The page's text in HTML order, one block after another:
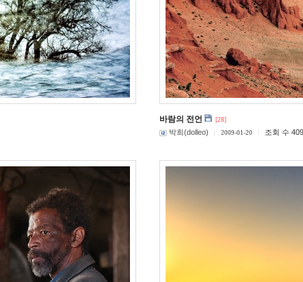
바람의 전언 [28]
박희(dolleo) 2009-01-20 조회 수 409